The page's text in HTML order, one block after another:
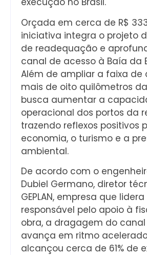
Orçada em cerca de R$
iniciativa integra o projeto
de readequação e
canal de acesso à Baía da
Além de ampliar a faixa de
mais de oito quilômetros
busca aumentar a
operacional dos portos da
trazendo reflexos positivos
economia, o turismo e a
ambiental.
De acordo com o
Dubiel Germano, diretor
GEPLAN, empresa que
responsável pelo apoio à
obra, a dragagem do
avança em ritmo
alcançou cerca de 61% de